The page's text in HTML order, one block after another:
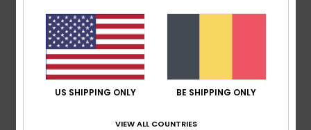
/5
Jennifer18 décembre 2025
Le t-shirt semble de bonne qualité ; j'ai été un peu surpris
par le logo en caoutchouc, mais je suis curieux de voir s'il
Afficher original - Deutsch
US SHIPPING ONLY BE SHIPPING ONLY
VIEW ALL COUNTRIES